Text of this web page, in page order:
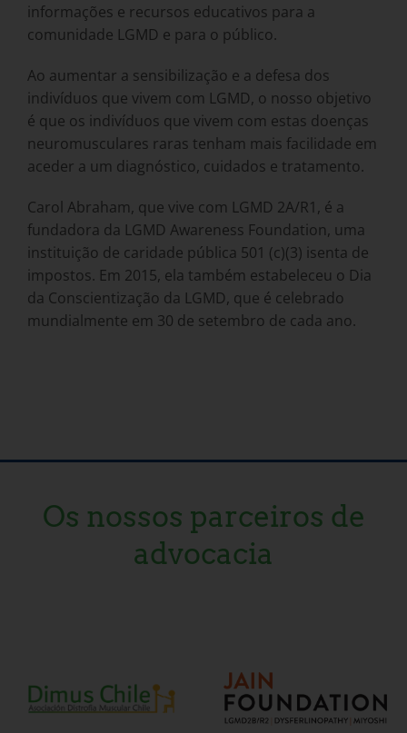
informações e recursos educativos para a
comunidade LGMD e para o público.
Ao aumentar a sensibilização e a defesa dos
indivíduos que vivem com LGMD, o nosso objetivo
é que os indivíduos que vivem com estas doenças
neuromusculares raras tenham mais facilidade em
aceder a um diagnóstico, cuidados e tratamento.
Carol Abraham, que vive com LGMD 2A/R1, é a
fundadora da LGMD Awareness Foundation, uma
instituição de caridade pública 501 (c)(3) isenta de
impostos. Em 2015, ela também estabeleceu o Dia
da Conscientização da LGMD, que é celebrado
mundialmente em 30 de setembro de cada ano.
Os nossos parceiros de
advocacia